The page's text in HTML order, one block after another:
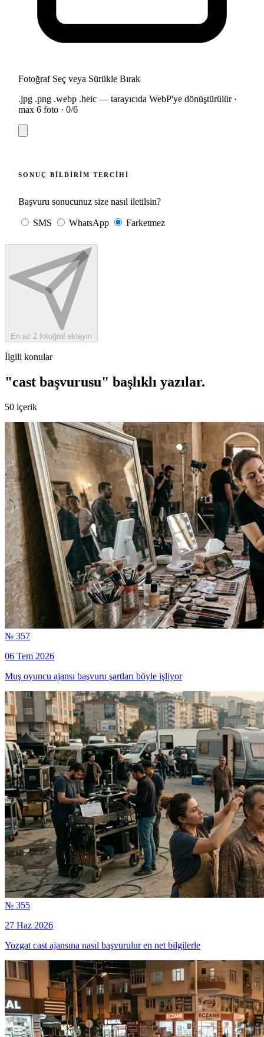
Fotoğraf Seç veya Sürükle Bırak
.jpg .png .webp .heic — tarayıcıda WebP'ye dönüştürülür ·
max 6 foto · 0/6
SONUÇ BILDIRIM TERCIHI
Başvuru sonucunuz size nasıl iletilsin?
SMS WhatsApp Farketmez
En az 2 fotoğraf ekleyin
İlgili konular
"cast başvurusu" başlıklı yazılar.
50 içerik
№ 357
06 Tem 2026
Muş oyuncu ajansı başvuru şartları böyle işliyor
№ 355
27 Haz 2026
Yozgat cast ajansına nasıl başvurulur en net bilgilerle